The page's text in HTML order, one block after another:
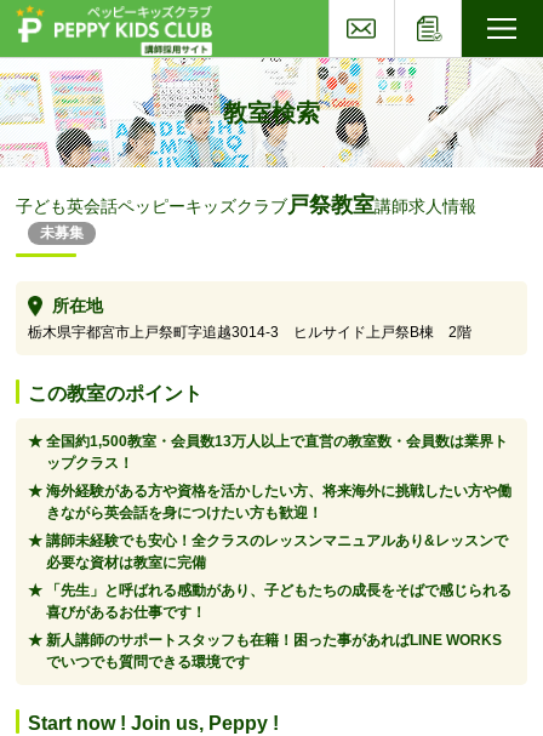
教室検索
子ども英会話ペッピーキッズクラブ戸祭教室講師求人情報
未募集
所在地
栃木県宇都宮市上戸祭町字追越3014-3 ヒルサイド上戸祭B棟 2階
この教室のポイント
全国約1,500教室・会員数13万人以上で直営の教室数・会員数は業界ト
ップクラス！
海外経験がある方や資格を活かしたい方、将来海外に挑戦したい方や働
きながら英会話を身につけたい方も歓迎！
講師未経験でも安心！全クラスのレッスンマニュアルあり&レッスンで
必要な資材は教室に完備
「先生」と呼ばれる感動があり、子どもたちの成長をそばで感じられる
喜びがあるお仕事です！
新人講師のサポートスタッフも在籍！困った事があればLINE WORKS
でいつでも質問できる環境です
Start now ! Join us, Peppy !